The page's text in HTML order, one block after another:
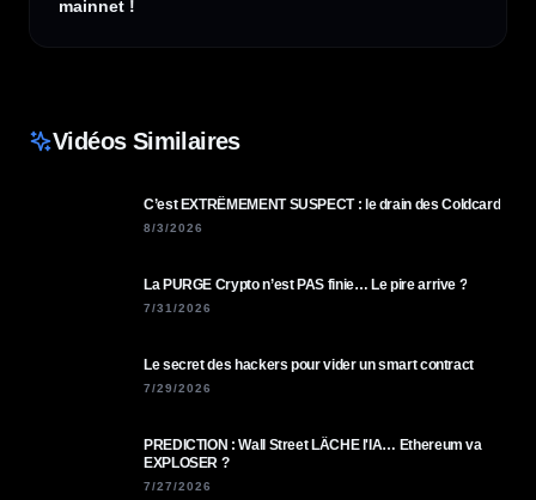
mainnet !
Vidéos Similaires
C’est EXTRÊMEMENT SUSPECT : le drain des Coldcard
8/3/2026
La PURGE Crypto n’est PAS finie… Le pire arrive ?
7/31/2026
Le secret des hackers pour vider un smart contract
7/29/2026
PREDICTION : Wall Street LÂCHE l'IA… Ethereum va
EXPLOSER ?
7/27/2026